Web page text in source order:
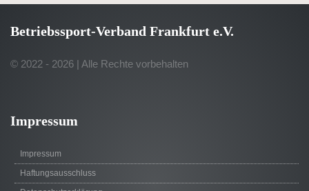
Betriebssport-Verband Frankfurt e.V.
© 2022 - 2026 | Alle Rechte vorbehalten
Impressum
Impressum
Haftungsausschluss